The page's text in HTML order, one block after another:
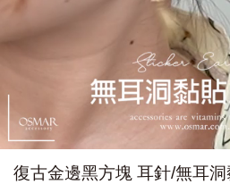
復古金邊黑方塊 耳針/無耳